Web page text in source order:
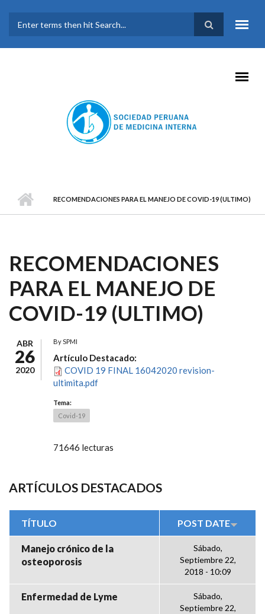
FORMULARIO DE
BÚSQUEDA
RECOMENDACIONES PARA EL MANEJO DE COVID-19 (ULTIMO)
RECOMENDACIONES
PARA EL MANEJO DE
COVID-19 (ULTIMO)
ABR
26
2020
BySPMI
Artículo Destacado:
COVID 19 FINAL 16042020 revision-
ultimita.pdf
Tema:
Covid-19
71646 lecturas
ARTÍCULOS DESTACADOS
TÍTULO POST DATE
Manejo crónico de la
osteoporosis
Sábado,
Septiembre 22,
2018 - 10:09
Enfermedad de Lyme
Sábado,
Septiembre 22,